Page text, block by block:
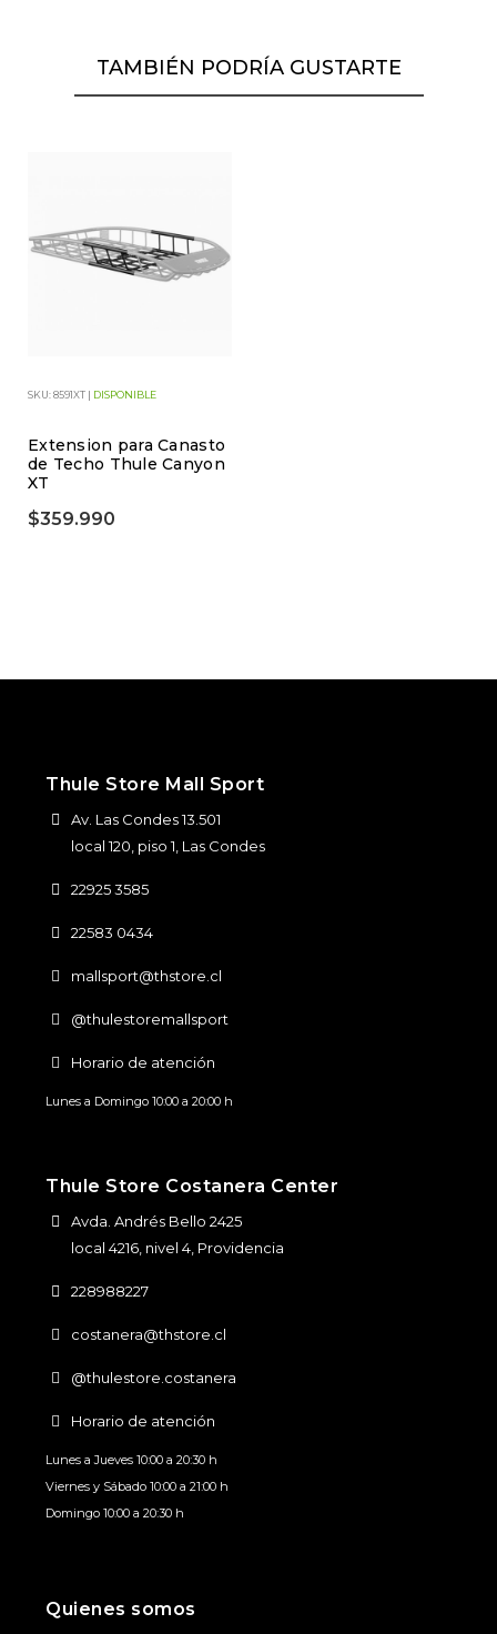
TAMBIÉN PODRÍA GUSTARTE
SKU: 8591XT | DISPONIBLE
Extension para Canasto
de Techo Thule Canyon
XT
$359.990
Thule Store Mall Sport
Av. Las Condes 13.501
local 120, piso 1, Las Condes
22925 3585
22583 0434
mallsport@thstore.cl
@thulestoremallsport
Horario de atención
Lunes a Domingo 10:00 a 20:00 h
Thule Store Costanera Center
Avda. Andrés Bello 2425
local 4216, nivel 4, Providencia
228988227
costanera@thstore.cl
@thulestore.costanera
Horario de atención
Lunes a Jueves 10:00 a 20:30 h
Viernes y Sábado 10:00 a 21:00 h
Domingo 10:00 a 20:30 h
Quienes somos